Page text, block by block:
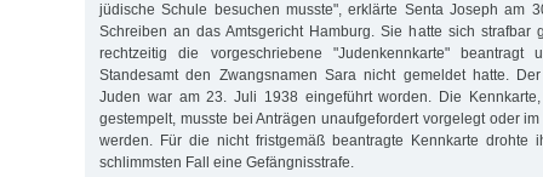
jüdische Schule besuchen musste", erklärte Senta Joseph am
Schreiben an das Amtsgericht Hamburg. Sie hatte sich strafbar
rechtzeitig die vorgeschriebene "Judenkennkarte" beantragt
Standesamt den Zwangsnamen Sara nicht gemeldet hatte.
Juden war am 23. Juli 1938 eingeführt worden. Die
gestempelt, musste bei Anträgen unaufgefordert vorgelegt oder
werden. Für die nicht fristgemäß beantragte Kennkarte drohte
schlimmsten Fall eine Gefängnisstrafe.